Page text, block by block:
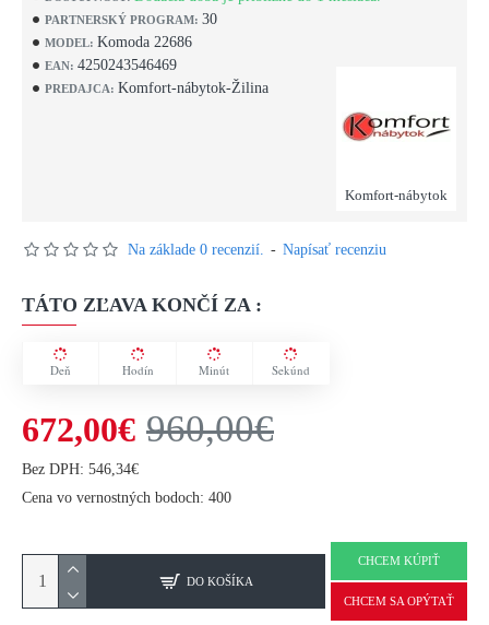
PARTNERSKÝ PROGRAM: 30
MODEL: Komoda 22686
EAN: 4250243546469
PREDAJCA: Komfort-nábytok-Žilina
Komfort-nábytok
Na základe 0 recenzií. - Napísať recenziu
TÁTO ZĽAVA KONČÍ ZA :
Deň Hodín Minút Sekúnd
672,00€ 960,00€
Bez DPH: 546,34€
Cena vo vernostných bodoch: 400
DO KOŠÍKA
CHCEM KÚPIŤ
CHCEM SA OPÝTAŤ